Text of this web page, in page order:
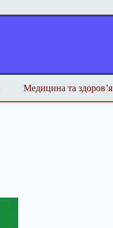
Медицина та здоров’я